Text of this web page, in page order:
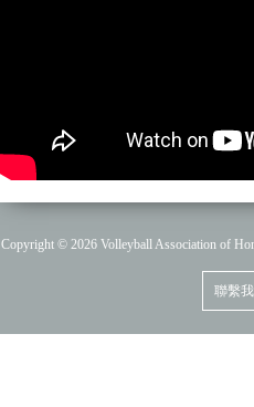
Copyright © 2026 Volleyball Association of
聯繫